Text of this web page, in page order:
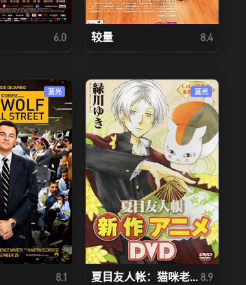
6.0 较量 8.4
蓝光
8.1
蓝光
夏目友人帐：猫咪老... 8.9